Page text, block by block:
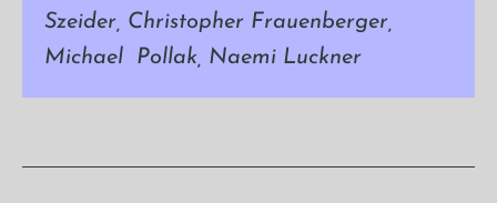
Szeider, Christopher Frauenberger,
Michael Pollak, Naemi Luckner